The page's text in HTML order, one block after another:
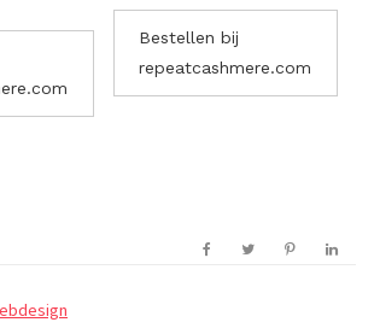
Bestellen bij
repeatcashmere.com